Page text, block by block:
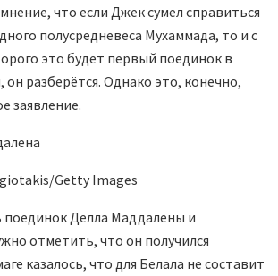
что если Джек сумел справиться
полусредневеса Мухаммада, то и с
это будет первый поединок в
он разберётся. Однако это, конечно,
заявление.
Getty Images
поединок Делла Маддалены и
отметить, что он получился
казалось, что для Белала не составит